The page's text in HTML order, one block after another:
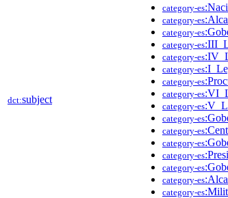
dct:subject
category-es
category-es
category-es
category-es
category-es
category-es
category-es
category-es
category-es
category-es
category-es
category-es
category-es
category-es
category-es
category-es